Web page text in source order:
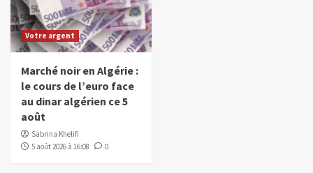
Votre argent
Marché noir en Algérie :
le cours de l’euro face
au dinar algérien ce 5
août
Sabrina Khelifi
5 août 2026 à 16:08
0